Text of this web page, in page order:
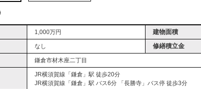
1,000万円
建物面積
なし
修繕積立金
鎌倉市材木座二丁目
JR横須賀線「鎌倉」駅 徒歩20分
JR横須賀線「鎌倉」駅 バス6分 「長勝寺」バス停 徒歩3分